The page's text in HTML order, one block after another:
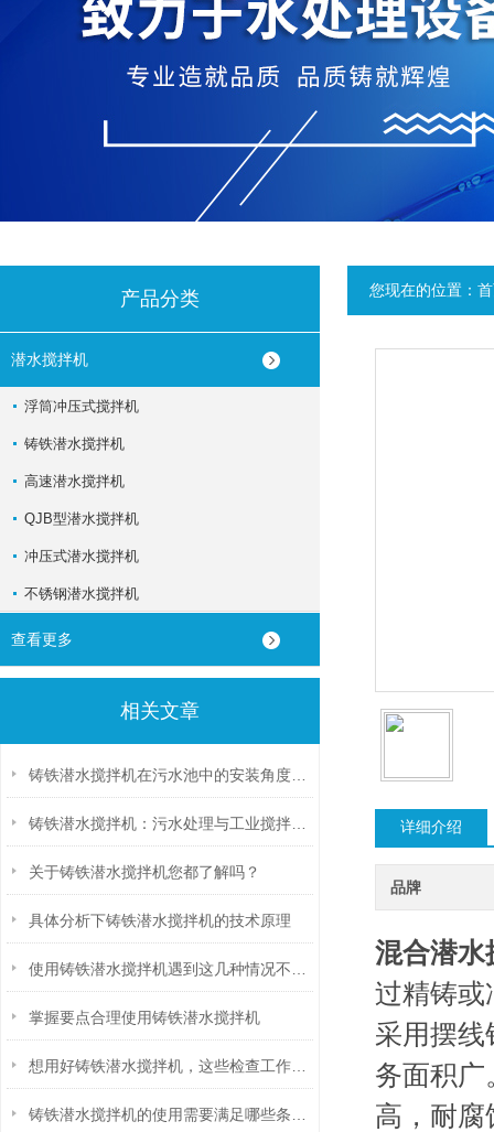
产品分类
潜水搅拌机
浮筒冲压式搅拌机
铸铁潜水搅拌机
高速潜水搅拌机
QJB型潜水搅拌机
冲压式潜水搅拌机
不锈钢潜水搅拌机
查看更多
相关文章
关于铸铁潜水搅拌机您都了解吗？
具体分析下铸铁潜水搅拌机的技术原理
掌握要点合理使用铸铁潜水搅拌机
您现在的位置：
详细介绍
品牌
混合潜水
过精铸或
采用摆线
务面积广
高，耐腐